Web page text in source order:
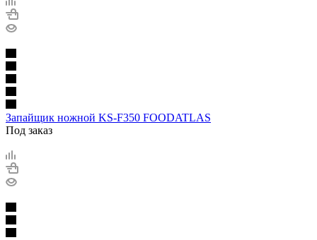
Запайщик ножной KS-F350 FOODATLAS
Под заказ